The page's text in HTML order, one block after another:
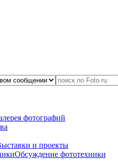
фотографий
и проекты
Обсуждение фототехники